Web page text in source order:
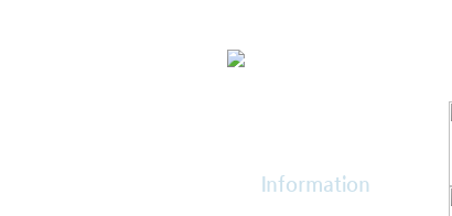
Information